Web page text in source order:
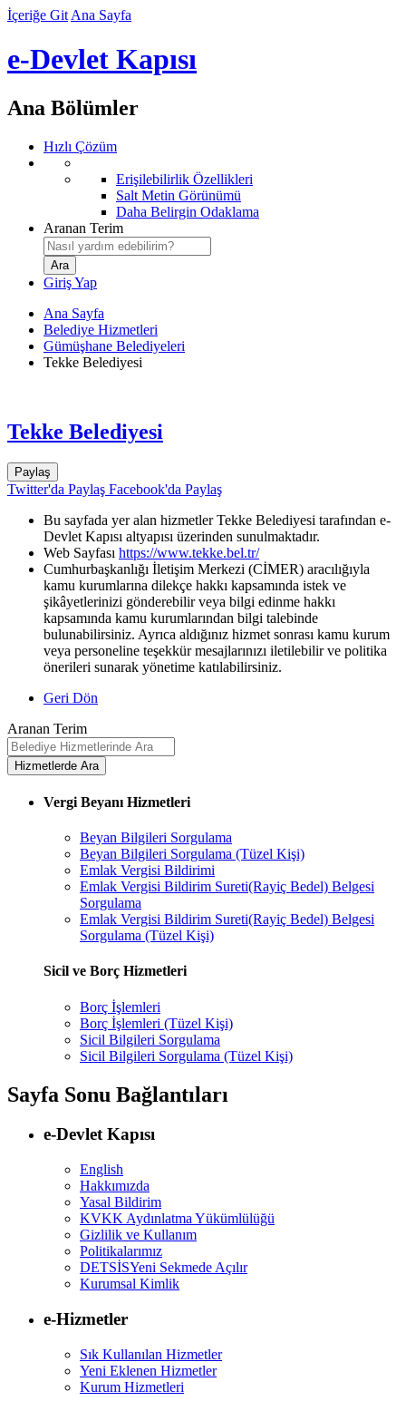
İçeriğe Git Ana Sayfa
e-Devlet Kapısı
Ana Bölümler
Hızlı Çözüm
Erişilebilirlik Özellikleri
Salt Metin Görünümü
Daha Belirgin Odaklama
Aranan Terim
Giriş Yap
Ana Sayfa
Belediye Hizmetleri
Gümüşhane Belediyeleri
Tekke Belediyesi
Tekke Belediyesi
Paylaş
Twitter'da Paylaş Facebook'da Paylaş
Bu sayfada yer alan hizmetler Tekke Belediyesi tarafından e-
Devlet Kapısı altyapısı üzerinden sunulmaktadır.
Web Sayfası https://www.tekke.bel.tr/
Cumhurbaşkanlığı İletişim Merkezi (CİMER) aracılığıyla
kamu kurumlarına dilekçe hakkı kapsamında istek ve
şikâyetlerinizi gönderebilir veya bilgi edinme hakkı
kapsamında kamu kurumlarından bilgi talebinde
bulunabilirsiniz. Ayrıca aldığınız hizmet sonrası kamu kurum
veya personeline teşekkür mesajlarınızı iletilebilir ve politika
önerileri sunarak yönetime katılabilirsiniz.
Geri Dön
Aranan Terim
Vergi Beyanı Hizmetleri
Beyan Bilgileri Sorgulama
Beyan Bilgileri Sorgulama (Tüzel Kişi)
Emlak Vergisi Bildirimi
Emlak Vergisi Bildirim Sureti(Rayiç Bedel) Belgesi
Sorgulama
Emlak Vergisi Bildirim Sureti(Rayiç Bedel) Belgesi
Sorgulama (Tüzel Kişi)
Sicil ve Borç Hizmetleri
Borç İşlemleri
Borç İşlemleri (Tüzel Kişi)
Sicil Bilgileri Sorgulama
Sicil Bilgileri Sorgulama (Tüzel Kişi)
Sayfa Sonu Bağlantıları
e-Devlet Kapısı
English
Hakkımızda
Yasal Bildirim
KVKK Aydınlatma Yükümlülüğü
Gizlilik ve Kullanım
Politikalarımız
DETSİSYeni Sekmede Açılır
Kurumsal Kimlik
e-Hizmetler
Sık Kullanılan Hizmetler
Yeni Eklenen Hizmetler
Kurum Hizmetleri